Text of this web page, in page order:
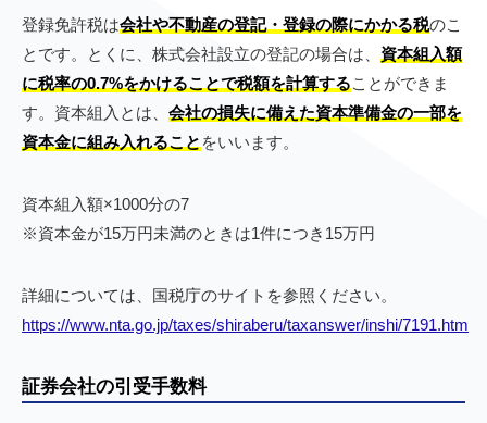
登録免許税は会社や不動産の登記・登録の際にかかる税のこ
とです。とくに、株式会社設立の登記の場合は、 資本組入額
に税率の0.7%をかけることで税額を計算することができま
す。資本組入とは、 会社の損失に備えた資本準備金の一部を
資本金に組み入れることをいいます。
資本組入額×1000分の7
※資本金が15万円未満のときは1件につき15万円
詳細については、国税庁のサイトを参照ください。
https://www.nta.go.jp/taxes/shiraberu/taxanswer/inshi/7191.htm
証券会社の引受手数料